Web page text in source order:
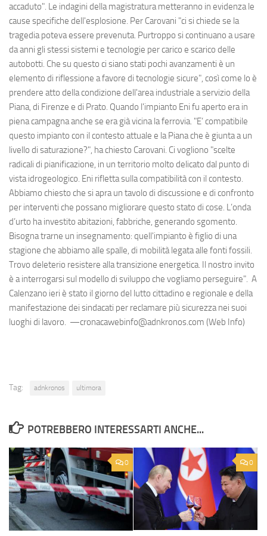
accaduto". Le indagini della magistratura metteranno in evidenza le
cause specifiche dell'esplosione. Per Carovani "ci si chiede se la
tragedia poteva essere prevenuta. Purtroppo si continuano a usare
da anni gli stessi sistemi e tecnologie per carico e scarico delle
autobotti. Che su questo ci siano stati pochi avanzamenti è un
elemento di riflessione a favore di tecnologie sicure", così come lo è
prendere atto della condizione dell'area industriale a servizio della
Piana, di Firenze e di Prato. Quando l'impianto Eni fu aperto era in
piena campagna anche se era già vicina la ferrovia. "E’ compatibile
questo impianto con il contesto attuale e la Piana che è giunta a un
livello di saturazione?", ha chiesto Carovani. Ci vogliono "scelte
radicali di pianificazione, in un territorio molto delicato dal punto di
vista idrogeologico. Eni rifletta sulla compatibilità con il contesto.
Abbiamo chiesto che si apra un tavolo di discussione e di confronto
per interventi che possano migliorare questo stato di cose. L’onda
d’urto ha investito abitazioni, fabbriche, generando sgomento.
Bisogna trarne un insegnamento: quell'impianto è figlio di una
stagione che abbiamo alle spalle, di mobilità legata alle fonti fossili.
Trovo deleterio resistere alla transizione energetica. Il nostro invito
è a interrogarsi sul modello di sviluppo che vogliamo perseguire". A
Calenzano ieri è stato il giorno del lutto cittadino e regionale e della
manifestazione dei sindacati per reclamare più sicurezza nei suoi
luoghi di lavoro. —cronacawebinfo@adnkronos.com (Web Info)
Tag: adnkronos ultimora
POTREBBERO INTERESSARTI ANCHE...
0 0